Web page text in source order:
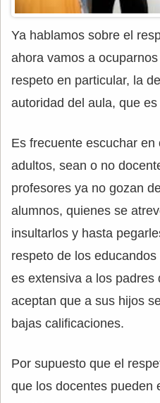
Ya hablamos sobre el
ahora vamos a
respeto en particular, la
autoridad del aula, que
Es frecuente escuchar
adultos, sean o no
profesores ya no gozan
alumnos, quienes se
insultarlos y hasta
respeto de los
es extensiva a los padres
aceptan que a sus hijos
bajas calificaciones.
Por supuesto que el
que los docentes pueden